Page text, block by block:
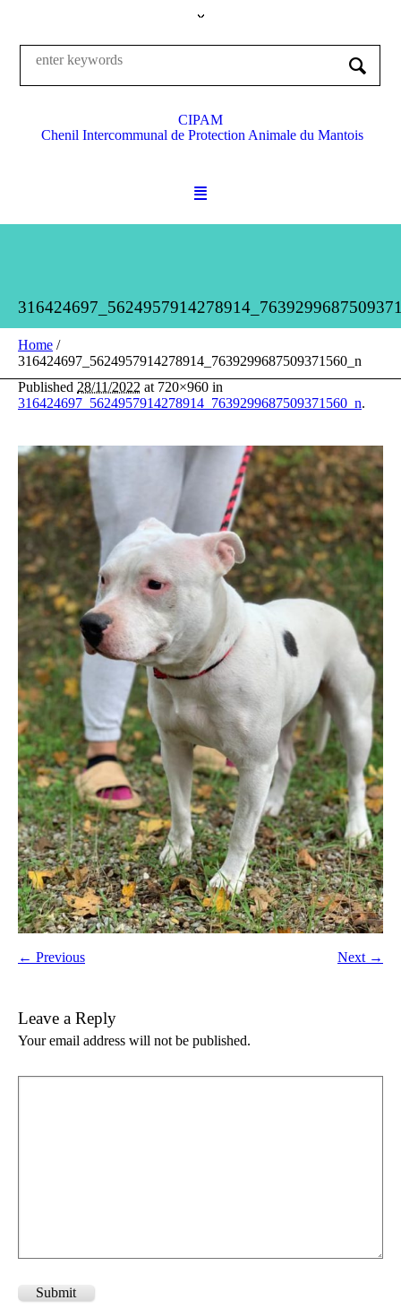
CIPAM
Chenil Intercommunal de Protection Animale du Mantois
Home /
316424697_5624957914278914_7639299687509371560_n
Published 28/11/2022 at 720×960 in
316424697_5624957914278914_7639299687509371560_n.
← Previous Next →
Leave a Reply
Your email address will not be published.
Submit